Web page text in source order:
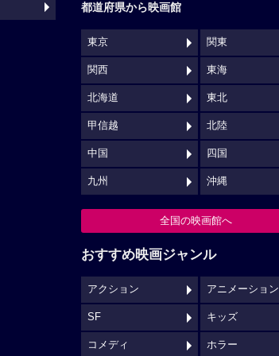
都道府県から映画館
東京 関東
関西 東海
北海道 東北
甲信越 北陸
中国 四国
九州 沖縄
全国の映画館へ
おすすめ映画ジャンル
アクション アニメーション
SF キッズ
コメディ ホラー